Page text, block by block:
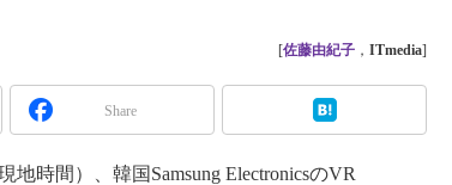
[佐藤由紀子 ， ITmedia]
Share
時間）、韓国Samsung ElectronicsのVR